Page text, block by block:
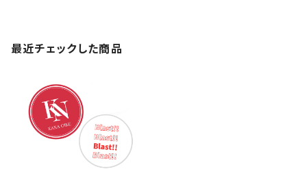
最近チェックした商品